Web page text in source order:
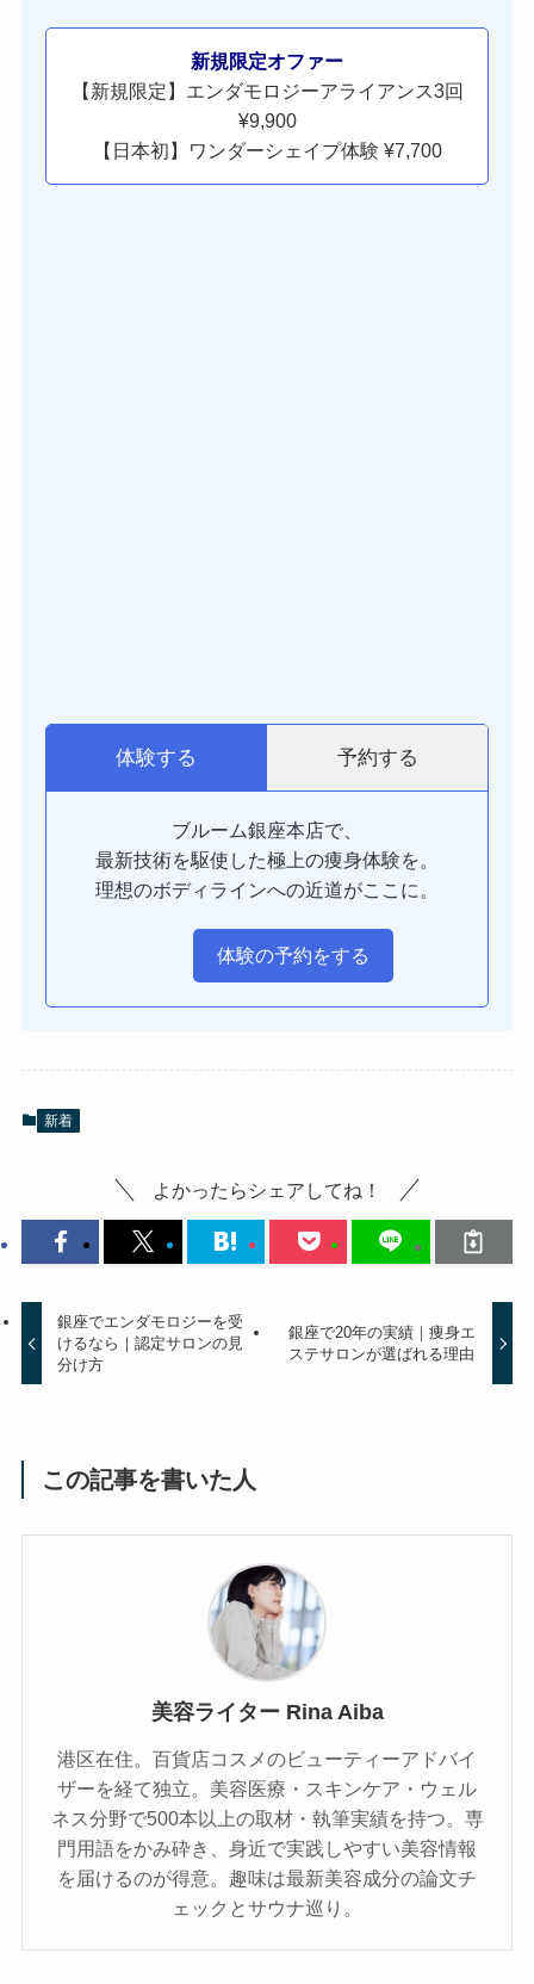
新規限定オファー
【新規限定】エンダモロジーアライアンス3回
¥9,900
【日本初】ワンダーシェイプ体験 ¥7,700
体験する 予約する
ブルーム銀座本店で、
最新技術を駆使した極上の痩身体験を。
理想のボディラインへの近道がここに。
体験の予約をする
新着
よかったらシェアしてね！
銀座でエンダモロジーを受
けるなら｜認定サロンの見
分け方
銀座で20年の実績｜痩身エ
ステサロンが選ばれる理由
この記事を書いた人
美容ライター Rina Aiba
港区在住。百貨店コスメのビューティーアドバイ
ザーを経て独立。美容医療・スキンケア・ウェル
ネス分野で500本以上の取材・執筆実績を持つ。専
門用語をかみ砕き、⾝近で実践しやすい美容情報
を届けるのが得意。趣味は最新美容成分の論文チ
ェックとサウナ巡り。